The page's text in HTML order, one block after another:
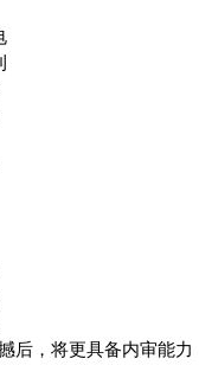
后，将更具备内审能